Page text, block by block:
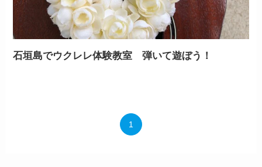
石垣島でウクレレ体験教室 弾いて遊ぼう！
1